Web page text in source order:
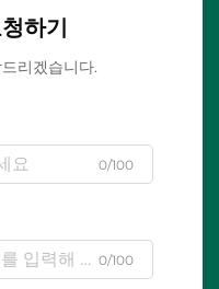
하기
리겠습니다.
0/100
0/100